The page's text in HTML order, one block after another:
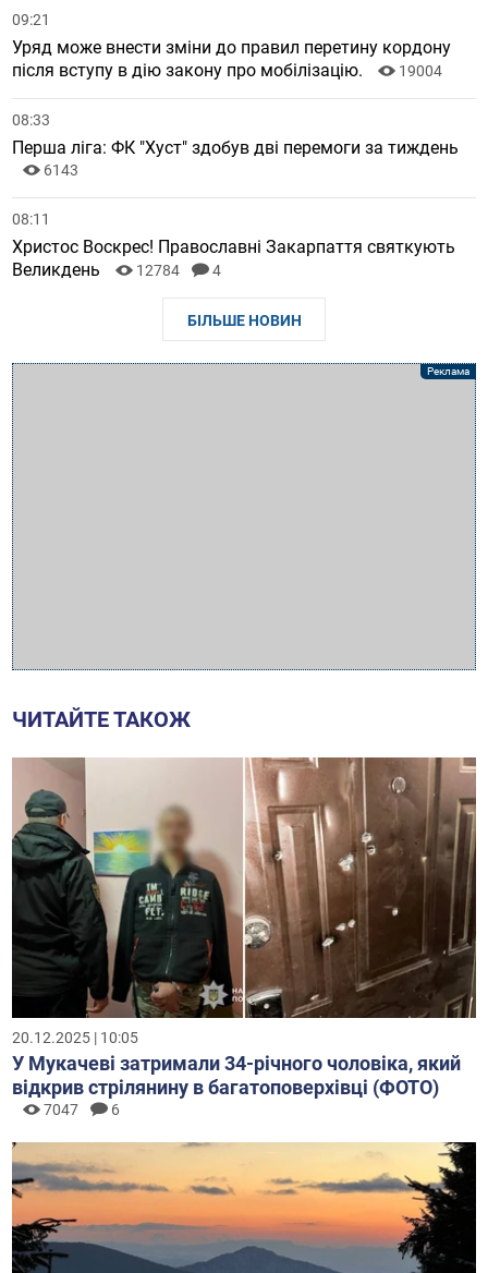
09:21
Уряд може внести зміни до правил перетину кордону
після вступу в дію закону про мобілізацію.
19004
08:33
Перша ліга: ФК "Хуст" здобув дві перемоги за тиждень
6143
08:11
Христос Воскрес! Православні Закарпаття святкують
Великдень
12784 4
БІЛЬШЕ НОВИН
ЧИТАЙТЕ ТАКОЖ
20.12.2025 | 10:05
У Мукачеві затримали 34-річного чоловіка, який
відкрив стрілянину в багатоповерхівці (ФОТО)
7047 6